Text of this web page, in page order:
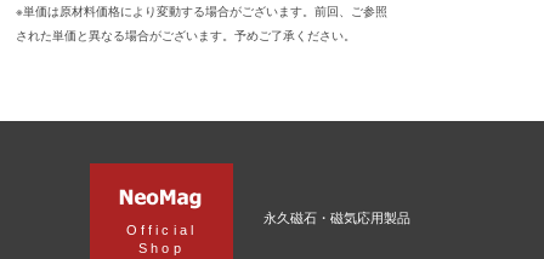
※単価は原材料価格により変動する場合がございます。前回、ご参照
された単価と異なる場合がございます。予めご了承ください。
Official
Shop
永久磁石・磁気応用製品